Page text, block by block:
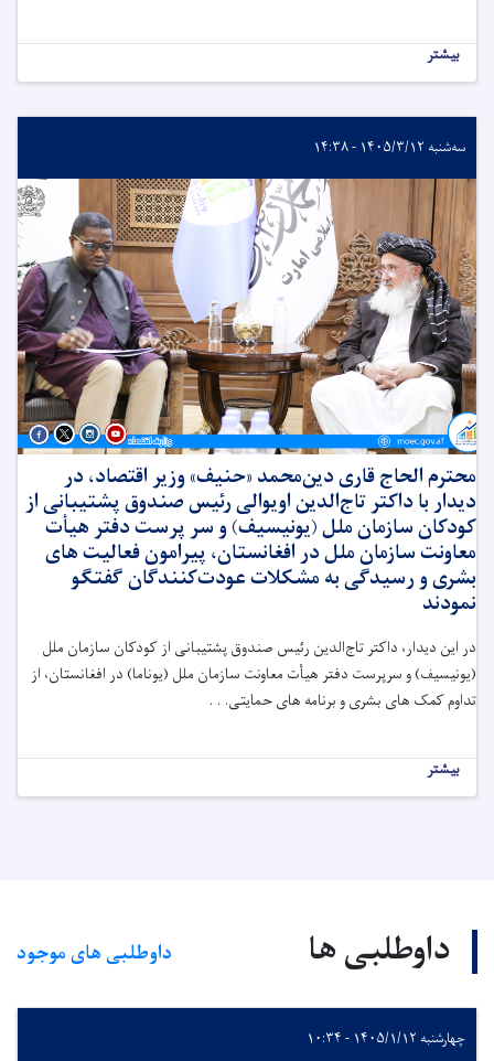
بیشتر
سه‌شنبه ۱۴۰۵/۳/۱۲ - ۱۴:۳۸
محترم الحاج قاری دین‌محمد «حنیف» وزیر اقتصاد، در
دیدار با داکتر تاج‌الدین اویوالی رئیس صندوق پشتیبانی از
کودکان سازمان ملل (یونیسیف) و سر پرست دفتر هیأت
معاونت سازمان ملل در افغانستان، پیرامون فعالیت های
بشری و رسیدگی به مشکلات عودت‌کنندگان گفتگو
نمودند
در این دیدار، داکتر تاج‌الدین رئیس صندوق پشتیبانی از کودکان سازمان ملل
(یونیسیف) و سرپرست دفتر هیأت معاونت سازمان ملل (یوناما) در افغانستان، از
تداوم کمک های بشری و برنامه های حمایتی. . .
بیشتر
داوطلبی ها داوطلبی های موجود
چهارشنبه ۱۴۰۵/۱/۱۲ - ۱۰:۳۴